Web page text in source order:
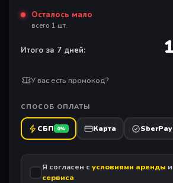
Осталось мало
всего 1 шт.
Итого за 7 дней:
У вас есть промокод?
СПОСОБ ОПЛАТЫ
СБП 0% Карта SberPay
Я согласен с условиями аренды и
сервиса